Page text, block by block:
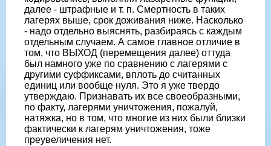
далее - штрафные и т. п. Смертность в таких
лагерях выше, срок доживания ниже. Насколько
- надо отдельно выяснять, разбираясь с каждым
отдельным случаем. А самое главное отличие в
том, что ВЫХОД (перемещения далее) оттуда
был намного уже по сравнению с лагерями с
другими суффиксами, вплоть до считанных
единиц или вообще нуля. Это я уже твердо
утверждаю. Признавать их все своеобразными,
по факту, лагерями уничтожения, пожалуй,
натяжка, но в том, что многие из них были близки
фактически к лагерям уничтожения, тоже
преувеличения нет.